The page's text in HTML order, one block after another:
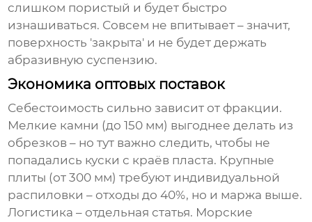
слишком пористый и будет быстро
изнашиваться. Совсем не впитывает – значит,
поверхность 'закрыта' и не будет держать
абразивную суспензию.
Экономика оптовых поставок
Себестоимость сильно зависит от фракции.
Мелкие камни (до 150 мм) выгоднее делать из
обрезков – но тут важно следить, чтобы не
попадались куски с краёв пласта. Крупные
плиты (от 300 мм) требуют индивидуальной
распиловки – отходы до 40%, но и маржа выше.
Логистика – отдельная статья. Морские